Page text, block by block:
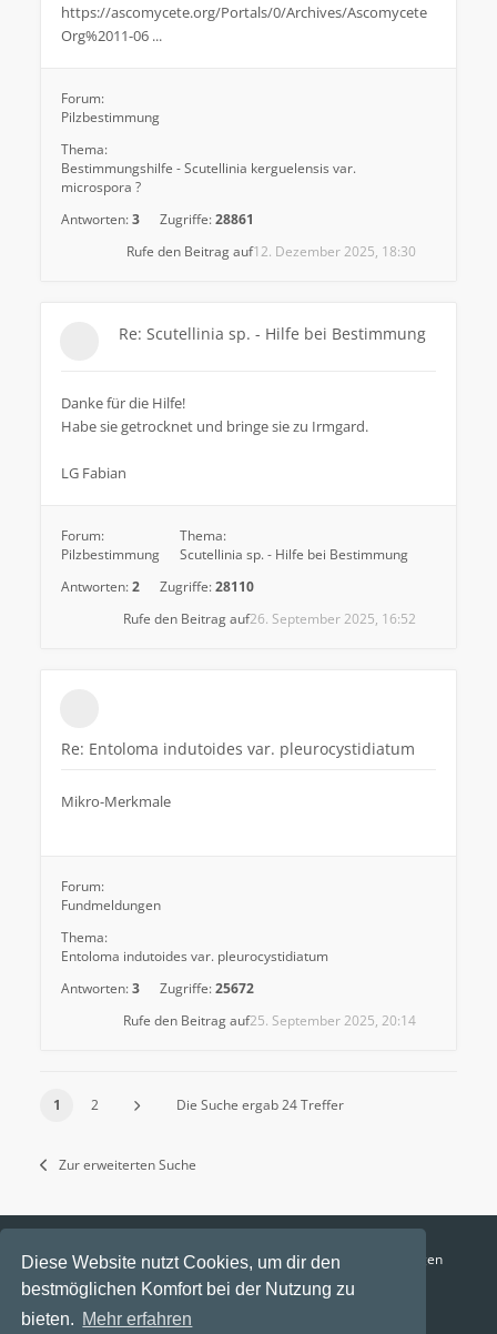
Diese Website nutzt Cookies, um dir den
bestmöglichen Komfort bei der Nutzung zu
bieten. Mehr erfahren
https://ascomycete.org/Portals/0/Archives/Ascomycete
Org%2011-06 ...
Forum:
Pilzbestimmung
Thema:
Bestimmungshilfe - Scutellinia kerguelensis var.
microspora ?
Antworten:3 Zugriffe:28861
12. Dezember 2025, 18:30
Rufe den Beitrag auf
Re: Scutellinia sp. - Hilfe bei Bestimmung
Danke für die Hilfe!
Habe sie getrocknet und bringe sie zu Irmgard.
LG Fabian
Forum:
Pilzbestimmung
Thema:
Scutellinia sp. - Hilfe bei Bestimmung
Antworten:2 Zugriffe:28110
26. September 2025, 16:52
Rufe den Beitrag auf
Re: Entoloma indutoides var. pleurocystidiatum
Mikro-Merkmale
Forum:
Fundmeldungen
Thema:
Entoloma indutoides var. pleurocystidiatum
Antworten:3 Zugriffe:25672
25. September 2025, 20:14
Rufe den Beitrag auf
1 2 Die Suche ergab 24 Treffer
Zur erweiterten Suche
Funga Austria FAQ Datenschutz
Nutzungsbedingungen
Alle Zeiten sind UTC+02:00
Aktuelle Zeit: 7. August 2026, 01:19